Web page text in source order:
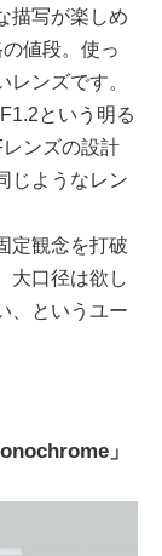
描写が楽しめ
値段。使っ
ンズです。
という明る
ンズの設計
じようなレン
定観念を打破
⼤⼝径は欲し
、というユー
」